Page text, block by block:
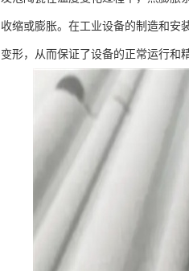
收缩或膨胀。在工业设备的制造和安
变形，从而保证了设备的正常运行和